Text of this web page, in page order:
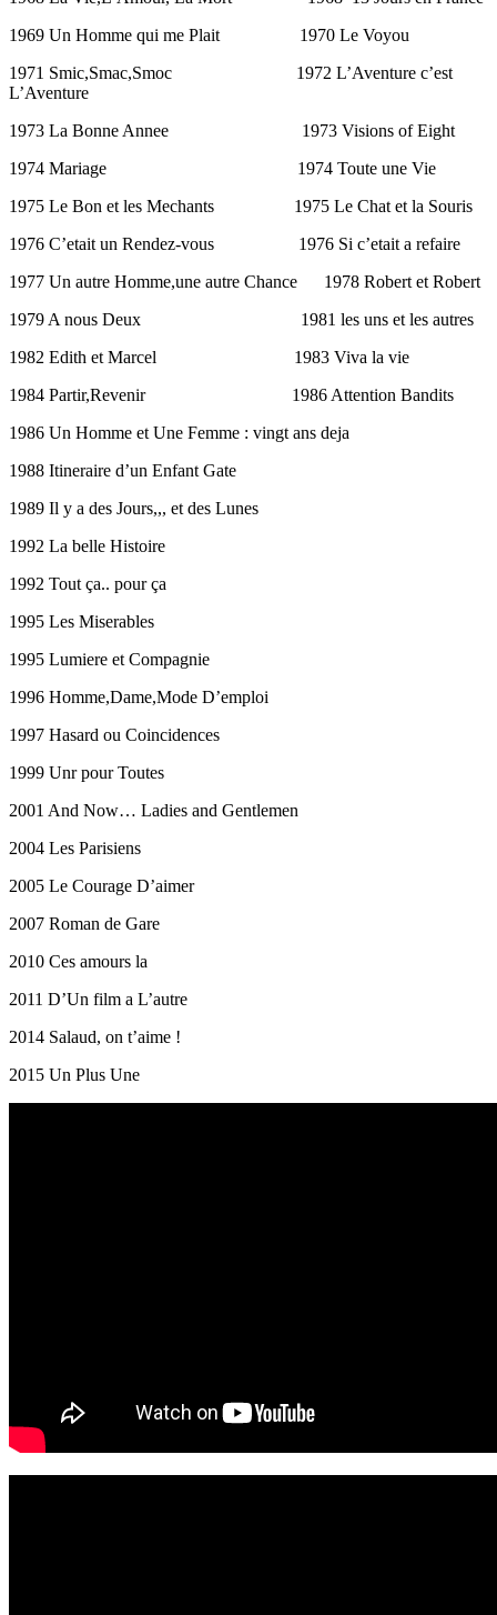
1969 Un Homme qui me Plait 1970 Le Voyou
1971 Smic,Smac,Smoc 1972 L’Aventure c’est
L’Aventure
1973 La Bonne Annee 1973 Visions of Eight
1974 Mariage 1974 Toute une Vie
1975 Le Bon et les Mechants 1975 Le Chat et la Souris
1976 C’etait un Rendez-vous 1976 Si c’etait a refaire
1977 Un autre Homme,une autre Chance 1978 Robert et Robert
1979 A nous Deux 1981 les uns et les autres
1982 Edith et Marcel 1983 Viva la vie
1984 Partir,Revenir 1986 Attention Bandits
1986 Un Homme et Une Femme : vingt ans deja
1988 Itineraire d’un Enfant Gate
1989 Il y a des Jours,,, et des Lunes
1992 La belle Histoire
1992 Tout ça.. pour ça
1995 Les Miserables
1995 Lumiere et Compagnie
1996 Homme,Dame,Mode D’emploi
1997 Hasard ou Coincidences
1999 Unr pour Toutes
2001 And Now… Ladies and Gentlemen
2004 Les Parisiens
2005 Le Courage D’aimer
2007 Roman de Gare
2010 Ces amours la
2011 D’Un film a L’autre
2014 Salaud, on t’aime !
2015 Un Plus Une